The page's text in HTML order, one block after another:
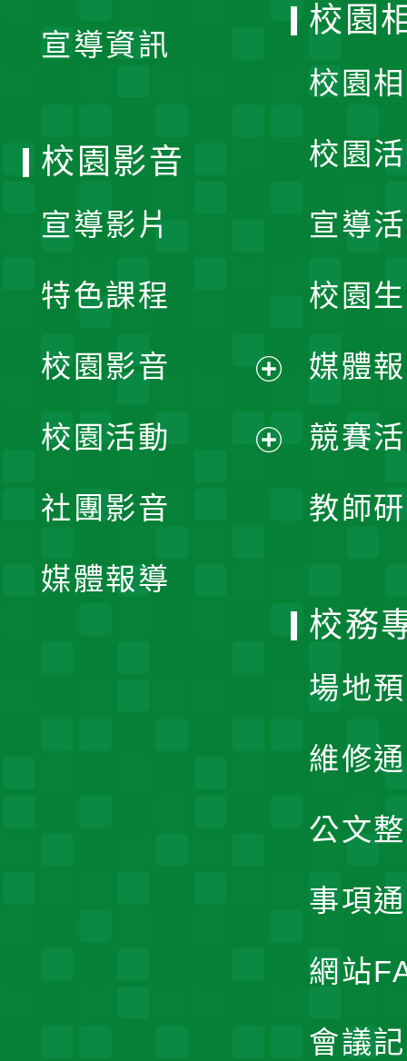
宣導資訊
校園
校園
校園
宣導
校園
媒體
競賽
教師
校園影音
宣導影片
特色課程
校園影音
開
校園活動
社團影音
媒體報導
校務
場地
維修
公文
事項
網站
會議